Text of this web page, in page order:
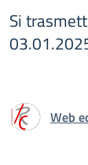
Si
Web